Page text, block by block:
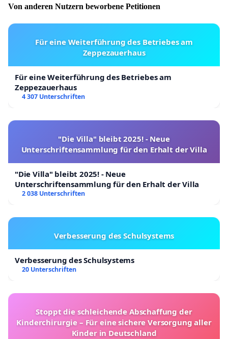
Von anderen Nutzern beworbene Petitionen
Für eine Weiterführung des Betriebes am
Zeppezauerhaus
Für eine Weiterführung des Betriebes am
Zeppezauerhaus
4 307 Unterschriften
"Die Villa" bleibt 2025! - Neue
Unterschriftensammlung für den Erhalt der Villa
"Die Villa" bleibt 2025! - Neue
Unterschriftensammlung für den Erhalt der Villa
2 038 Unterschriften
Verbesserung des Schulsystems
Verbesserung des Schulsystems
20 Unterschriften
Stoppt die schleichende Abschaffung der
Kinderchirurgie – Für eine sichere Versorgung aller
Kinder in Deutschland